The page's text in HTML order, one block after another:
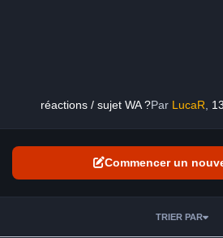
réactions / sujet WA ?Par LucaR
Commencer un
TRIER PAR